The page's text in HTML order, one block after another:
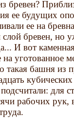
бревен?
ее будущих
ее на
бревен, но
И вот
уготованное
башня из
для
рабочих рук,